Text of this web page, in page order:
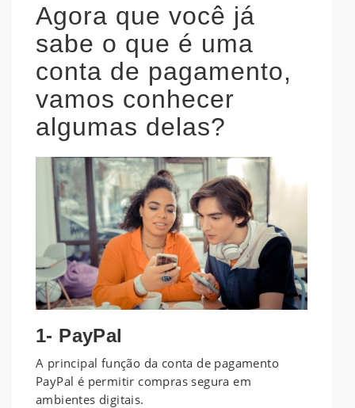
Agora que você já
sabe o que é uma
conta de pagamento,
vamos conhecer
algumas delas?
1- PayPal
A principal função da conta de pagamento
PayPal é permitir compras segura em
ambientes digitais.